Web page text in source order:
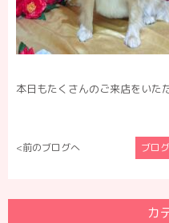
本日もたくさんのご来店をいた
<前のブログへ ブロ
カ